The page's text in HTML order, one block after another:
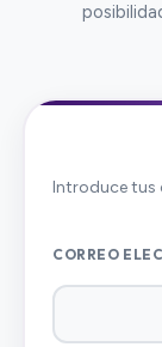
Introduce tus
CORREO